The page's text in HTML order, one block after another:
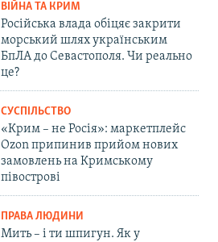
ВІЙНА ТА КРИМ
Російська влада обіцяє закрити
морський шлях українським
БпЛА до Севастополя. Чи реально
це?
СУСПІЛЬСТВО
«Крим – не Росія»: маркетплейс
Ozon припинив прийом нових
замовлень на Кримському
півострові
ПРАВА ЛЮДИНИ
Мить – і ти шпигун. Як у